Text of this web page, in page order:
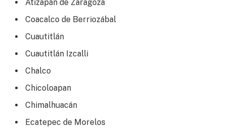
Atizapán de Zaragoza
Coacalco de Berriozábal
Cuautitlán
Cuautitlán Izcalli
Chalco
Chicoloapan
Chimalhuacán
Ecatepec de Morelos